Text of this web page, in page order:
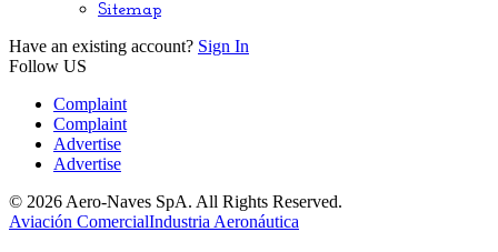
Sitemap
Have an existing account? Sign In
Follow US
Complaint
Complaint
Advertise
Advertise
© 2026 Aero-Naves SpA. All Rights Reserved.
Aviación ComercialIndustria Aeronáutica